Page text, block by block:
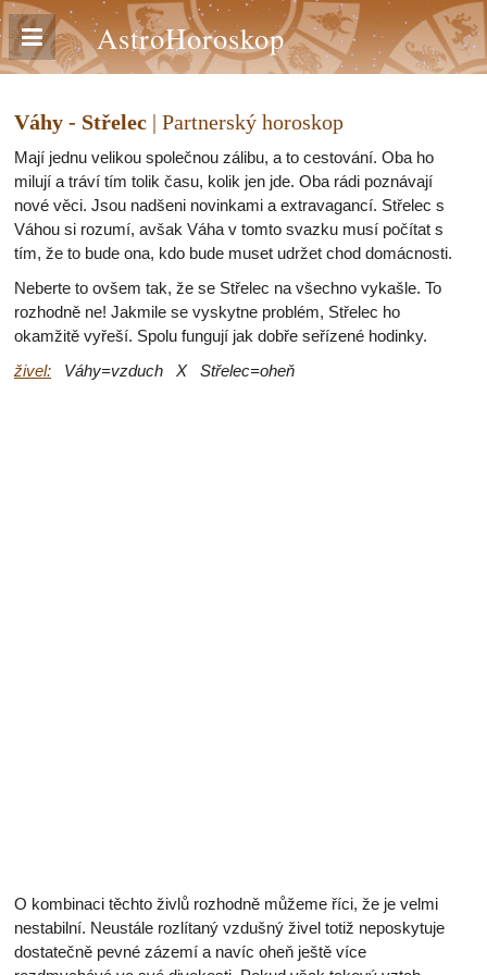
AstroHoroskop
Váhy - Střelec | Partnerský horoskop
Mají jednu velikou společnou zálibu, a to cestování. Oba ho
milují a tráví tím tolik času, kolik jen jde. Oba rádi poznávají
nové věci. Jsou nadšeni novinkami a extravagancí. Střelec s
Váhou si rozumí, avšak Váha v tomto svazku musí počítat s
tím, že to bude ona, kdo bude muset udržet chod domácnosti.
Neberte to ovšem tak, že se Střelec na všechno vykašle. To
rozhodně ne! Jakmile se vyskytne problém, Střelec ho
okamžitě vyřeší. Spolu fungují jak dobře seřízené hodinky.
živel: Váhy=vzduch X Střelec=oheň
O kombinaci těchto živlů rozhodně můžeme říci, že je velmi
nestabilní. Neustále rozlítaný vzdušný živel totiž neposkytuje
dostatečně pevné zázemí a navíc oheň ještě více